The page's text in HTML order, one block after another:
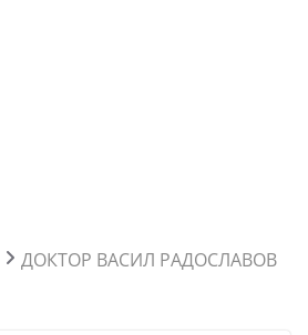
ДОКТОР ВАСИЛ РАДОСЛАВОВ